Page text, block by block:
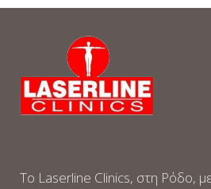
Το Laserline Clinics, στη Ρόδο,